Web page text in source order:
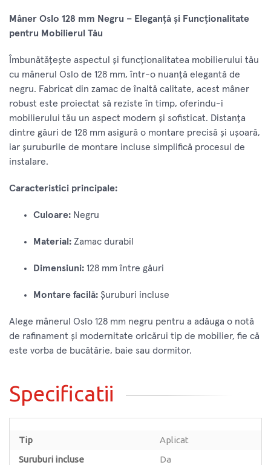
Mâner Oslo 128 mm Negru – Eleganță și Funcționalitate
pentru Mobilierul Tău
Îmbunătățește aspectul și funcționalitatea mobilierului tău
cu mânerul Oslo de 128 mm, într-o nuanță elegantă de
negru. Fabricat din zamac de înaltă calitate, acest mâner
robust este proiectat să reziste în timp, oferindu-i
mobilierului tău un aspect modern și sofisticat. Distanța
dintre găuri de 128 mm asigură o montare precisă și ușoară,
iar șuruburile de montare incluse simplifică procesul de
instalare.
Caracteristici principale:
Culoare: Negru
Material: Zamac durabil
Dimensiuni: 128 mm între găuri
Montare facilă: Șuruburi incluse
Alege mânerul Oslo 128 mm negru pentru a adăuga o notă
de rafinament și modernitate oricărui tip de mobilier, fie că
este vorba de bucătărie, baie sau dormitor.
Specificatii
Tip
Aplicat
Suruburi incluse
Da